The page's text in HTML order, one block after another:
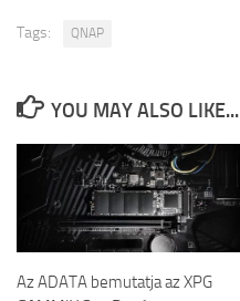
Tags: QNAP
YOU MAY ALSO LIKE...
Az ADATA bemutatja az XPG